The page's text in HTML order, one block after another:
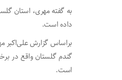
به گفته مهری، استان
داده است.
گندم گلستان واقع در
است.